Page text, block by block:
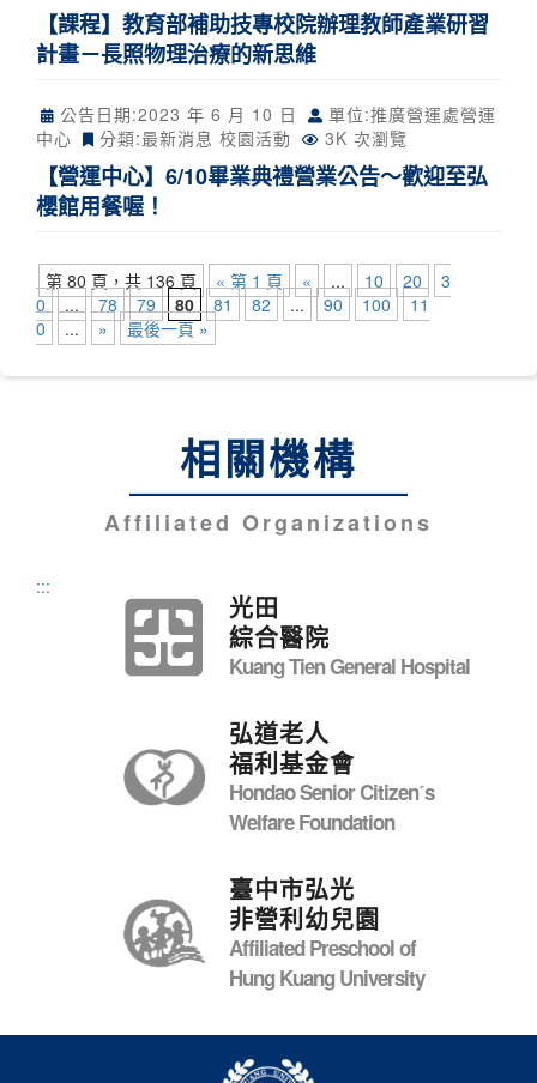
【課程】教育部補助技專校院辦理教師產業研習
計畫－長照物理治療的新思維
公告日期:2023 年 6 月 10 日
單位:推廣營運處營運
中心
分類:最新消息 校園活動 3K 次瀏覽
【營運中心】6/10畢業典禮營業公告～歡迎至弘
櫻館用餐喔！
第 80 頁，共 136 頁 « 第 1 頁 « ... 10 20
3
0
... 78 79 80 81 82 ... 90 100
11
0
... » 最後一頁 »
相關機構
Affiliated Organizations
:::
光田
綜合醫院
Kuang Tien General Hospital
弘道老人
福利基金會
Hondao Senior Citizenˊs
Welfare Foundation
臺中市弘光
非營利幼兒園
Affiliated Preschool of
Hung Kuang University